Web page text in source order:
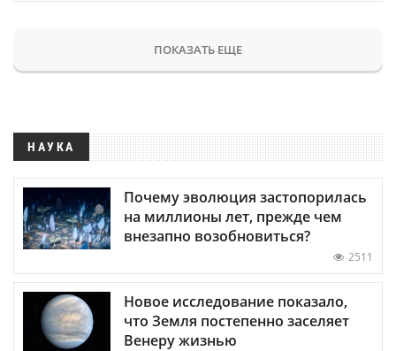
ПОКАЗАТЬ ЕЩЕ
НАУКА
Почему эволюция застопорилась
на миллионы лет, прежде чем
внезапно возобновиться?
2511
Новое исследование показало,
что Земля постепенно заселяет
Венеру жизнью